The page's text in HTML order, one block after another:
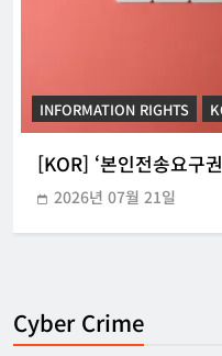
INFORMATION RIGHTS
[KOR] ‘본인전송요구
2026년 07월 21일
Cyber Crime